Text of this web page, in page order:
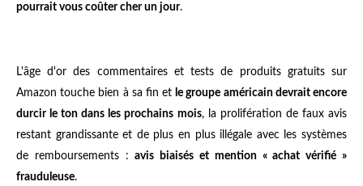
pourrait vous coûter cher un jour.
L'âge d'or des commentaires et tests de produits gratuits sur
Amazon touche bien à sa fin et le groupe américain devrait encore
durcir le ton dans les prochains mois, la prolifération de faux avis
restant grandissante et de plus en plus illégale avec les systèmes
de remboursements :avis biaisés et mention « achat vérifié »
frauduleuse.